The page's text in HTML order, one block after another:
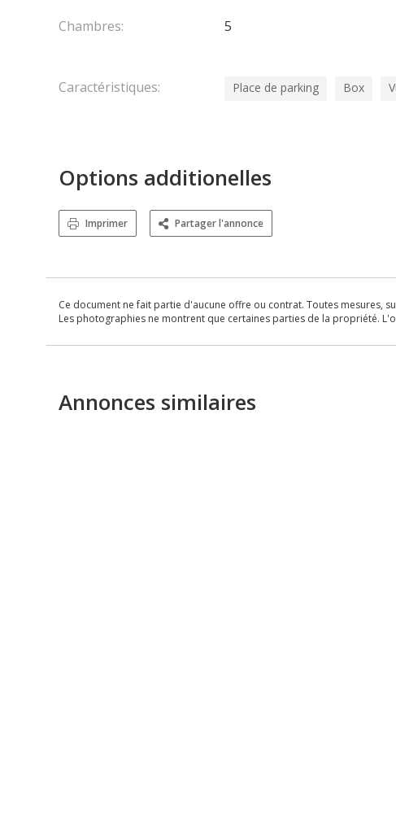
Chambres:
5
Caractéristiques: Place de parking Box
Options additionelles
Imprimer Partager l'annonce
Ce document ne fait partie d'aucune offre ou contrat. Toutes mesures,
Les photographies ne montrent que certaines parties de la propriété.
Annonces similaires